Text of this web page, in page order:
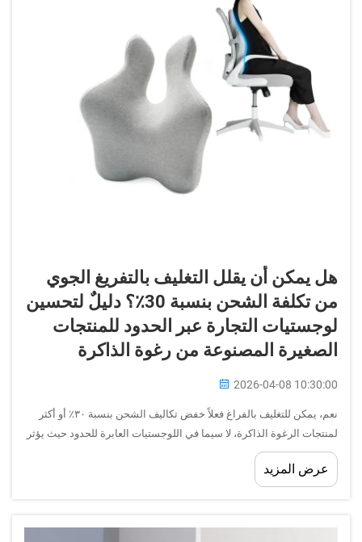
هل يمكن أن يقلل التغليف بالتفريغ الجوي
من تكلفة الشحن بنسبة 30٪؟ دليلٌ لتحسين
لوجستيات التجارة عبر الحدود للمنتجات
الصغيرة المصنوعة من رغوة الذاكرة
2026-04-08 10:30:00
نعم، يمكن للتغليف بالفراغ فعلاً خفض تكاليف الشحن بنسبة ٣٠٪ أو أكثر
لمنتجات الرغوة الذاكرة، لا سيما في اللوجستيات العابرة للحدود حيث يؤثر
نظام تسعير الوزن الحجمي تأثيراً كبيراً على نفقات الشحن. وينبع هذا
التخفيض في التكاليف من التغليف بالفراغ...
عرض المزيد